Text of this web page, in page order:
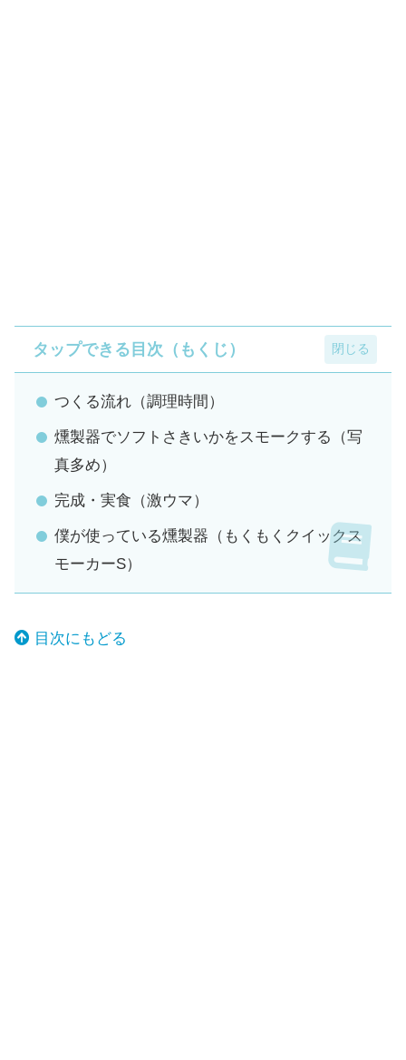
タップできる目次（もくじ）
つくる流れ（調理時間）
燻製器でソフトさきいかをスモークする（写
真多め）
完成・実食（激ウマ）
僕が使っている燻製器（もくもくクイックス
モーカーS）
目次にもどる